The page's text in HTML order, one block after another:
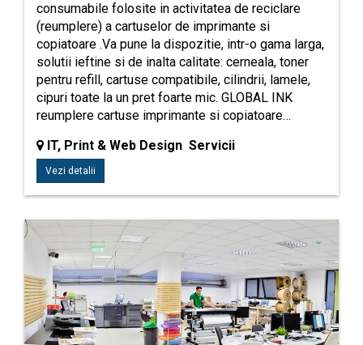
consumabile folosite in activitatea de reciclare
(reumplere) a cartuselor de imprimante si
copiatoare .Va pune la dispozitie, intr-o gama larga,
solutii ieftine si de inalta calitate: cerneala, toner
pentru refill, cartuse compatibile, cilindrii, lamele,
cipuri toate la un pret foarte mic. GLOBAL INK
reumplere cartuse imprimante si copiatoare…
IT, Print & Web Design Servicii
Vezi detalii